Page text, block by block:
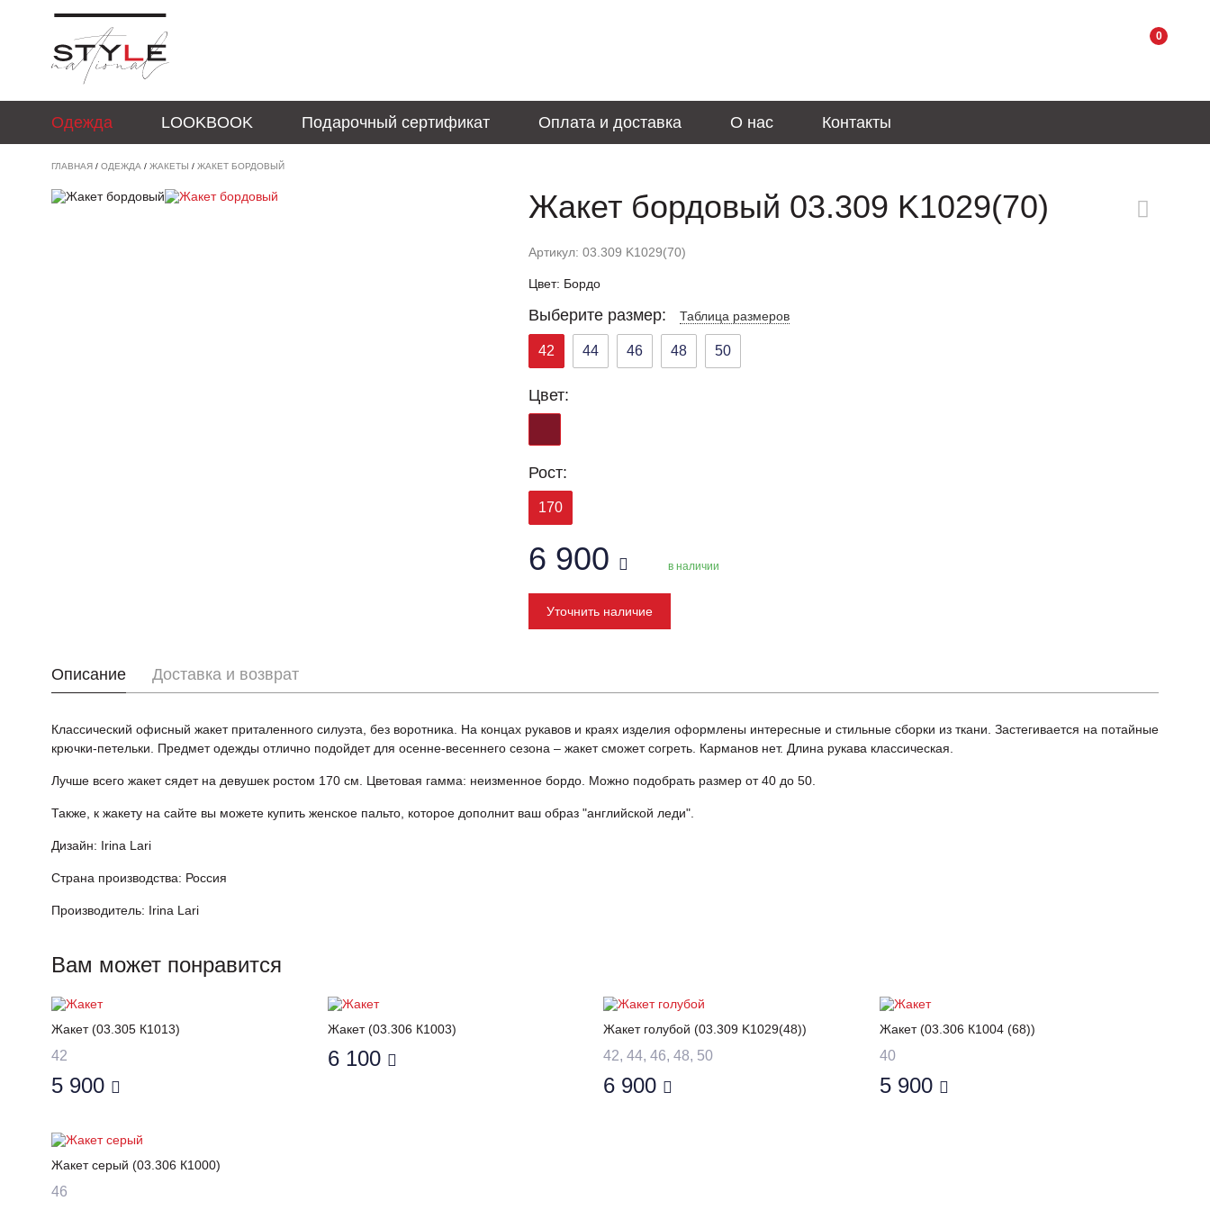
0
Одежда LOOKBOOK Подарочный сертификат Оплата и доставка О нас Контакты
ГЛАВНАЯ / ОДЕЖДА / ЖАКЕТЫ / ЖАКЕТ БОРДОВЫЙ
Жакет бордовый 03.309 K1029(70)
Артикул: 03.309 K1029(70)
Цвет: Бордо
Выберите размер: Таблица размеров
42 44 46 48 50
Цвет:
Рост:
170
6 900 в наличии
Уточнить наличие
Описание Доставка и возврат
Классический офисный жакет приталенного силуэта, без воротника. На концах рукавов и краях изделия оформлены интересные и стильные сборки из ткани. Застегивается на потайные
крючки-петельки. Предмет одежды отлично подойдет для осенне-весеннего сезона – жакет сможет согреть. Карманов нет. Длина рукава классическая.
Лучше всего жакет сядет на девушек ростом 170 см. Цветовая гамма: неизменное бордо. Можно подобрать размер от 40 до 50.
Также, к жакету на сайте вы можете купить женское пальто, которое дополнит ваш образ "английской леди".
Дизайн: Irina Lari
Страна производства: Россия
Производитель: Irina Lari
Вам может понравится
Жакет (03.305 К1013)
42
5 900
Жакет (03.306 К1003)
6 100
Жакет голубой (03.309 K1029(48))
42, 44, 46, 48, 50
6 900
Жакет (03.306 К1004 (68))
40
5 900
Жакет серый (03.306 К1000)
46